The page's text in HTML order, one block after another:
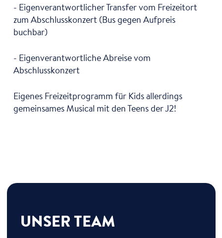
- Eigenverantwortlicher Transfer vom Freizeitort
zum Abschlusskonzert (Bus gegen Aufpreis
buchbar)
- Eigenverantwortliche Abreise vom
Abschlusskonzert
Eigenes Freizeitprogramm für Kids allerdings
gemeinsames Musical mit den Teens der J2!
UNSER TEAM